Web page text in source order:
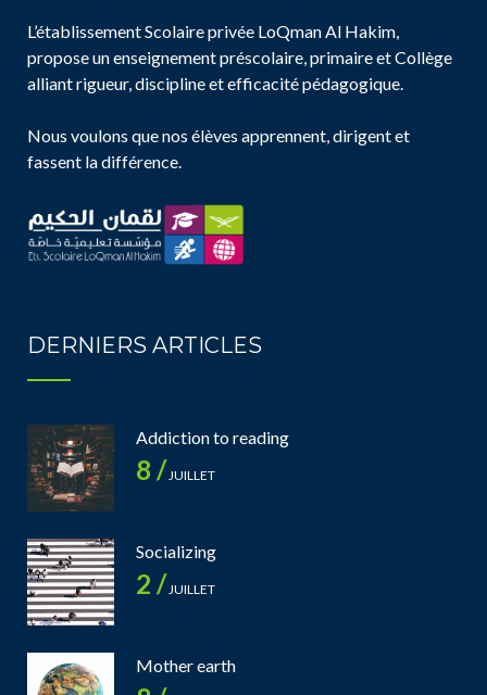
L’établissement Scolaire privée LoQman Al Hakim,
propose un enseignement préscolaire, primaire et Collège
alliant rigueur, discipline et efficacité pédagogique.
Nous voulons que nos élèves apprennent, dirigent et
fassent la différence.
DERNIERS ARTICLES
Addiction to reading
8 /JUILLET
Socializing
2 /JUILLET
Mother earth